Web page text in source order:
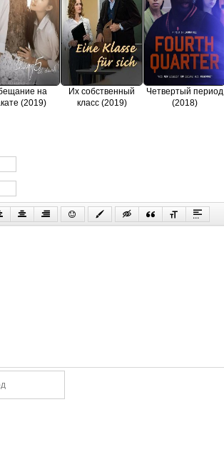
на
(2019)
Их собственный
класс (2019)
Четвертый период
(2018)